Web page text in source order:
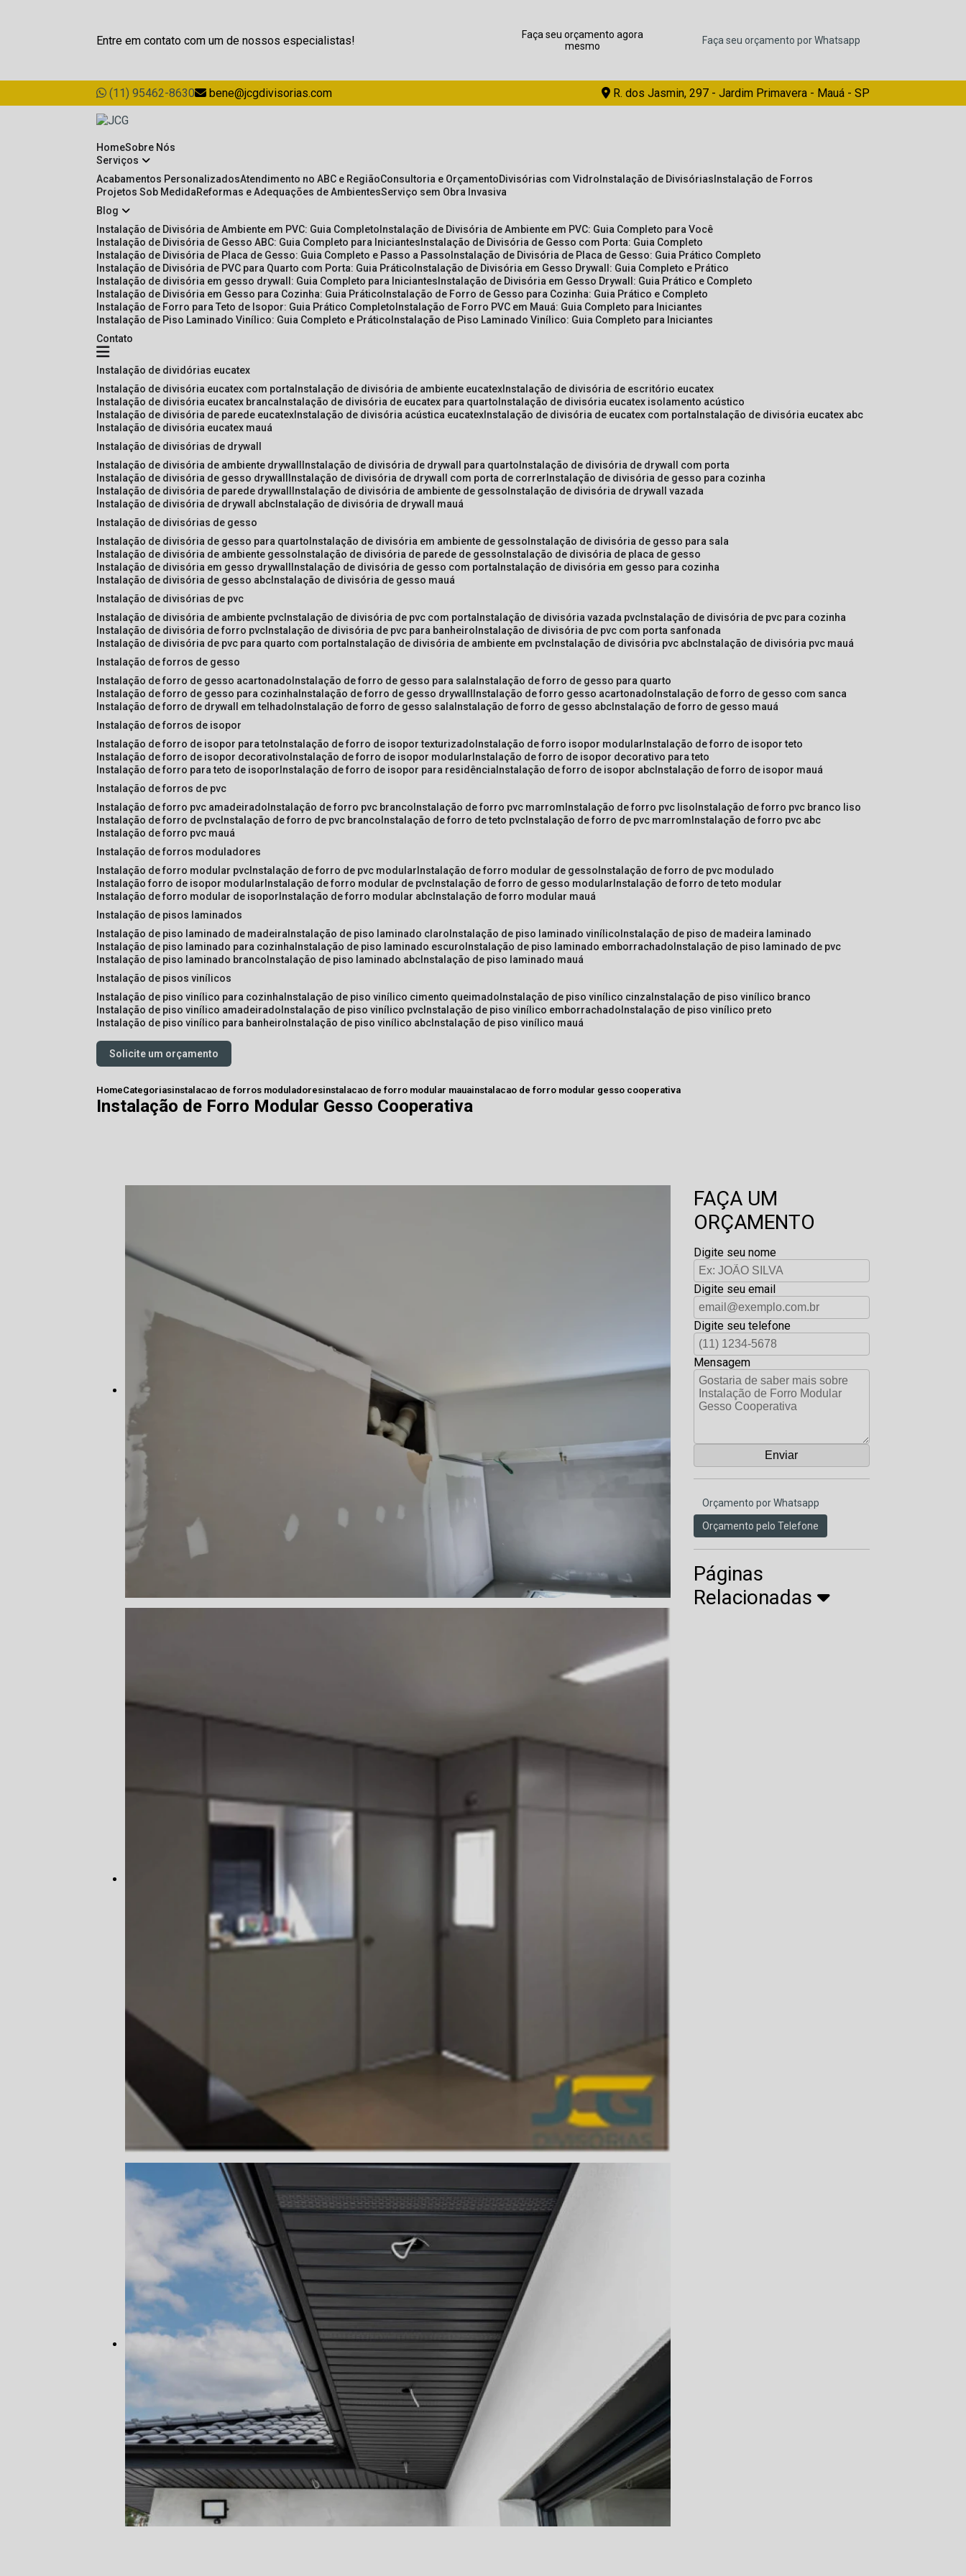
Entre em contato com um de nossos especialistas!
Faça seu orçamento agora
mesmo
Faça seu orçamento por Whatsapp
(11) 95462-8630 bene@jcgdivisorias.com R. dos Jasmin, 297 - Jardim Primavera - Mauá - SP
Home Sobre Nós
Serviços
Acabamentos Personalizados Atendimento no ABC e Região Consultoria e Orçamento Divisórias com Vidro Instalação de Divisórias Instalação de Forros
Projetos Sob Medida
Reformas e Adequações de Ambientes Serviço sem Obra Invasiva
Blog
Instalação de Divisória de Ambiente em PVC: Guia Completo Instalação de Divisória de Ambiente em PVC: Guia Completo para Você
Instalação de Divisória de Gesso ABC: Guia Completo para Iniciantes Instalação de Divisória de Gesso com Porta: Guia Completo
Instalação de Divisória de Placa de Gesso: Guia Completo e Passo a Passo Instalação de Divisória de Placa de Gesso: Guia Prático Completo
Instalação de Divisória de PVC para Quarto com Porta: Guia Prático Instalação de Divisória em Gesso Drywall: Guia Completo e Prático
Instalação de divisória em gesso drywall: Guia Completo para Iniciantes Instalação de Divisória em Gesso Drywall: Guia Prático e Completo
Instalação de Divisória em Gesso para Cozinha: Guia Prático Instalação de Forro de Gesso para Cozinha: Guia Prático e Completo
Instalação de Forro para Teto de Isopor: Guia Prático Completo Instalação de Forro PVC em Mauá: Guia Completo para Iniciantes
Instalação de Piso Laminado Vinílico: Guia Completo e Prático Instalação de Piso Laminado Vinílico: Guia Completo para Iniciantes
Contato
instalação de dividórias eucatex
instalação de divisória eucatex com porta instalação de divisória de ambiente eucatex instalação de divisória de escritório eucatex
instalação de divisória eucatex branca instalação de divisória de eucatex para quarto instalação de divisória eucatex isolamento acústico
instalação de divisória de parede eucatex instalação de divisória acústica eucatex instalação de divisória de eucatex com porta instalação de divisória eucatex abc
instalação de divisória eucatex mauá
instalação de divisórias de drywall
instalação de divisória de ambiente drywall
instalação de divisória de drywall para quarto instalação de divisória de drywall com porta
instalação de divisória de gesso drywall
instalação de divisória de drywall com porta de correr instalação de divisória de gesso para cozinha
instalação de divisória de parede drywall
instalação de divisória de ambiente de gesso instalação de divisória de drywall vazada
instalação de divisória de drywall abc instalação de divisória de drywall mauá
instalação de divisórias de gesso
instalação de divisória de gesso para quarto instalação de divisória em ambiente de gesso instalação de divisória de gesso para sala
instalação de divisória de ambiente gesso instalação de divisória de parede de gesso instalação de divisória de placa de gesso
instalação de divisória em gesso drywall
instalação de divisória de gesso com porta instalação de divisória em gesso para cozinha
instalação de divisória de gesso abc instalação de divisória de gesso mauá
instalação de divisórias de pvc
instalação de divisória de ambiente pvc instalação de divisória de pvc com porta instalação de divisória vazada pvc instalação de divisória de pvc para cozinha
instalação de divisória de forro pvc instalação de divisória de pvc para banheiro instalação de divisória de pvc com porta sanfonada
instalação de divisória de pvc para quarto com porta instalação de divisória de ambiente em pvc instalação de divisória pvc abc instalação de divisória pvc mauá
instalação de forros de gesso
instalação de forro de gesso acartonado instalação de forro de gesso para sala instalação de forro de gesso para quarto
instalação de forro de gesso para cozinha instalação de forro de gesso drywall instalação de forro gesso acartonado instalação de forro de gesso com sanca
instalação de forro de drywall em telhado instalação de forro de gesso sala instalação de forro de gesso abc instalação de forro de gesso mauá
instalação de forros de isopor
instalação de forro de isopor para teto instalação de forro de isopor texturizado instalação de forro isopor modular instalação de forro de isopor teto
instalação de forro de isopor decorativo instalação de forro de isopor modular instalação de forro de isopor decorativo para teto
instalação de forro para teto de isopor instalação de forro de isopor para residência instalação de forro de isopor abc instalação de forro de isopor mauá
instalação de forros de pvc
instalação de forro pvc amadeirado instalação de forro pvc branco instalação de forro pvc marrom instalação de forro pvc liso instalação de forro pvc branco liso
instalação de forro de pvc instalação de forro de pvc branco instalação de forro de teto pvc instalação de forro de pvc marrom instalação de forro pvc abc
instalação de forro pvc mauá
instalação de forros moduladores
instalação de forro modular pvc instalação de forro de pvc modular instalação de forro modular de gesso instalação de forro de pvc modulado
instalação forro de isopor modular instalação de forro modular de pvc instalação de forro de gesso modular instalação de forro de teto modular
instalação de forro modular de isopor instalação de forro modular abc instalação de forro modular mauá
instalação de pisos laminados
instalação de piso laminado de madeira instalação de piso laminado claro instalação de piso laminado vinílico instalação de piso de madeira laminado
instalação de piso laminado para cozinha instalação de piso laminado escuro instalação de piso laminado emborrachado instalação de piso laminado de pvc
instalação de piso laminado branco instalação de piso laminado abc instalação de piso laminado mauá
instalação de pisos vinílicos
instalação de piso vinílico para cozinha instalação de piso vinílico cimento queimado instalação de piso vinílico cinza instalação de piso vinílico branco
instalação de piso vinílico amadeirado instalação de piso vinílico pvc instalação de piso vinílico emborrachado instalação de piso vinílico preto
instalação de piso vinílico para banheiro instalação de piso vinílico abc instalação de piso vinílico mauá
Solicite um orçamento
HomeCategoriasinstalacao de forros moduladoresinstalacao de forro modular mauainstalacao de forro modular gesso cooperativa
Instalação de Forro Modular Gesso Cooperativa
FAÇA UM
ORÇAMENTO
Digite seu nome
Digite seu email
Digite seu telefone
Mensagem
Orçamento por Whatsapp
Orçamento pelo Telefone
Páginas
Relacionadas